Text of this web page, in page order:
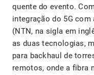
quente do evento.
integração do 5G
(NTN, na sigla em
as duas tecnologias,
para backhaul de
remotos, onde a fibra